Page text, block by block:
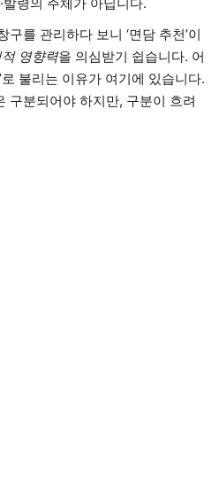
발령의 주체가 아닙니다.
를 관리하다 보니 ‘면담 추천’이
영향력을 의심받기 쉽습니다. 어
로 불리는 이유가 여기에 있습니다.
구분되어야 하지만, 구분이 흐려